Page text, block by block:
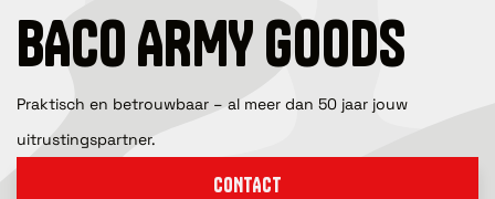
BACO ARMY GOODS
Praktisch en betrouwbaar – al meer dan 50 jaar jouw
uitrustingspartner.
CONTACT